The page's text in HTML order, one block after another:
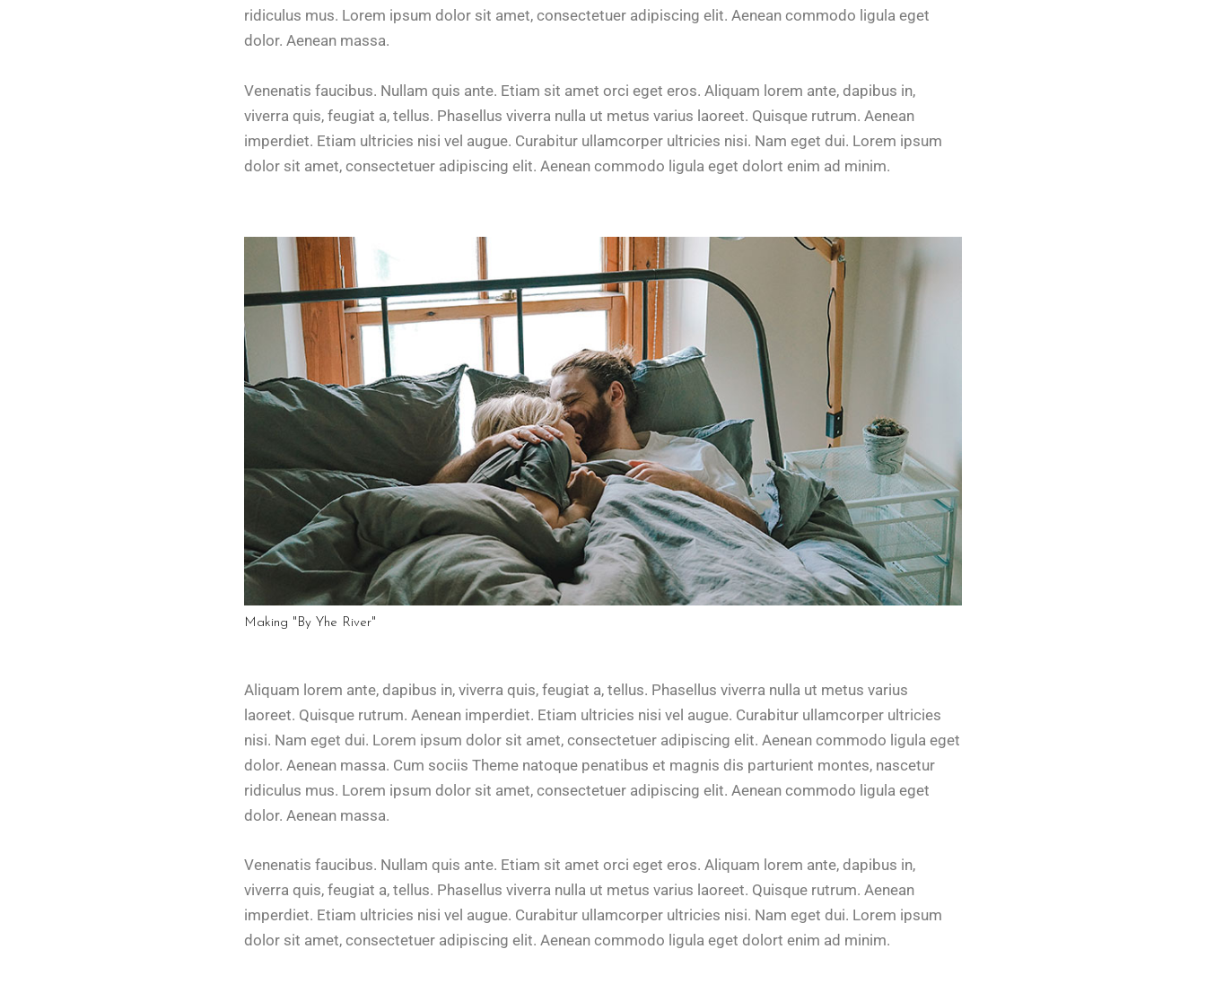
ridiculus mus. Lorem ipsum dolor sit amet, consectetuer adipiscing elit. Aenean commodo ligula eget
dolor. Aenean massa.
Venenatis faucibus. Nullam quis ante. Etiam sit amet orci eget eros. Aliquam lorem ante, dapibus in,
viverra quis, feugiat a, tellus. Phasellus viverra nulla ut metus varius laoreet. Quisque rutrum. Aenean
imperdiet. Etiam ultricies nisi vel augue. Curabitur ullamcorper ultricies nisi. Nam eget dui. Lorem ipsum
dolor sit amet, consectetuer adipiscing elit. Aenean commodo ligula eget dolort enim ad minim.
Making "By Yhe River"
Aliquam lorem ante, dapibus in, viverra quis, feugiat a, tellus. Phasellus viverra nulla ut metus varius
laoreet. Quisque rutrum. Aenean imperdiet. Etiam ultricies nisi vel augue. Curabitur ullamcorper ultricies
nisi. Nam eget dui. Lorem ipsum dolor sit amet, consectetuer adipiscing elit. Aenean commodo ligula eget
dolor. Aenean massa. Cum sociis Theme natoque penatibus et magnis dis parturient montes, nascetur
ridiculus mus. Lorem ipsum dolor sit amet, consectetuer adipiscing elit. Aenean commodo ligula eget
dolor. Aenean massa.
Venenatis faucibus. Nullam quis ante. Etiam sit amet orci eget eros. Aliquam lorem ante, dapibus in,
viverra quis, feugiat a, tellus. Phasellus viverra nulla ut metus varius laoreet. Quisque rutrum. Aenean
imperdiet. Etiam ultricies nisi vel augue. Curabitur ullamcorper ultricies nisi. Nam eget dui. Lorem ipsum
dolor sit amet, consectetuer adipiscing elit. Aenean commodo ligula eget dolort enim ad minim.